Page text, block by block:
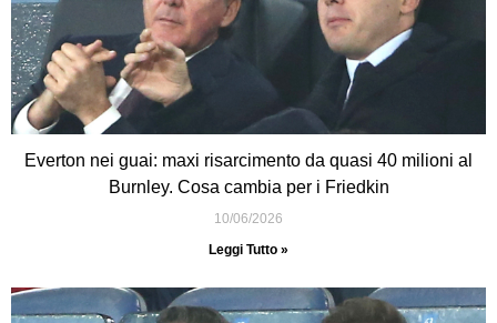
Everton nei guai: maxi risarcimento da quasi 40 milioni al
Burnley. Cosa cambia per i Friedkin
10/06/2026
Leggi Tutto »